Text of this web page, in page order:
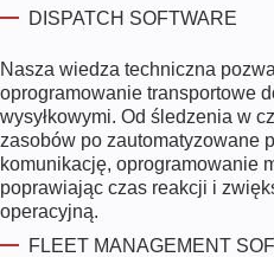
DISPATCH SOFTWARE
Nasza wiedza techniczna
oprogramowanie transportowe
wysyłkowymi. Od śledzenia w
zasobów po zautomatyzowane
komunikację, oprogramowanie
poprawiając czas reakcji i
operacyjną.
FLEET MANAGEMENT